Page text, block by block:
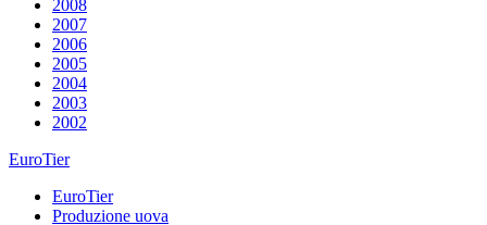
2008
2007
2006
2005
2004
2003
2002
EuroTier
EuroTier
Produzione uova